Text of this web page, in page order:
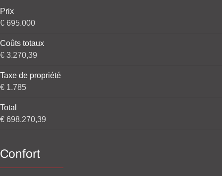
Prix
€ 695.000
Coûts totaux
€ 3.270,39
Taxe de propriété
€ 1.785
Total
€ 698.270,39
Confort